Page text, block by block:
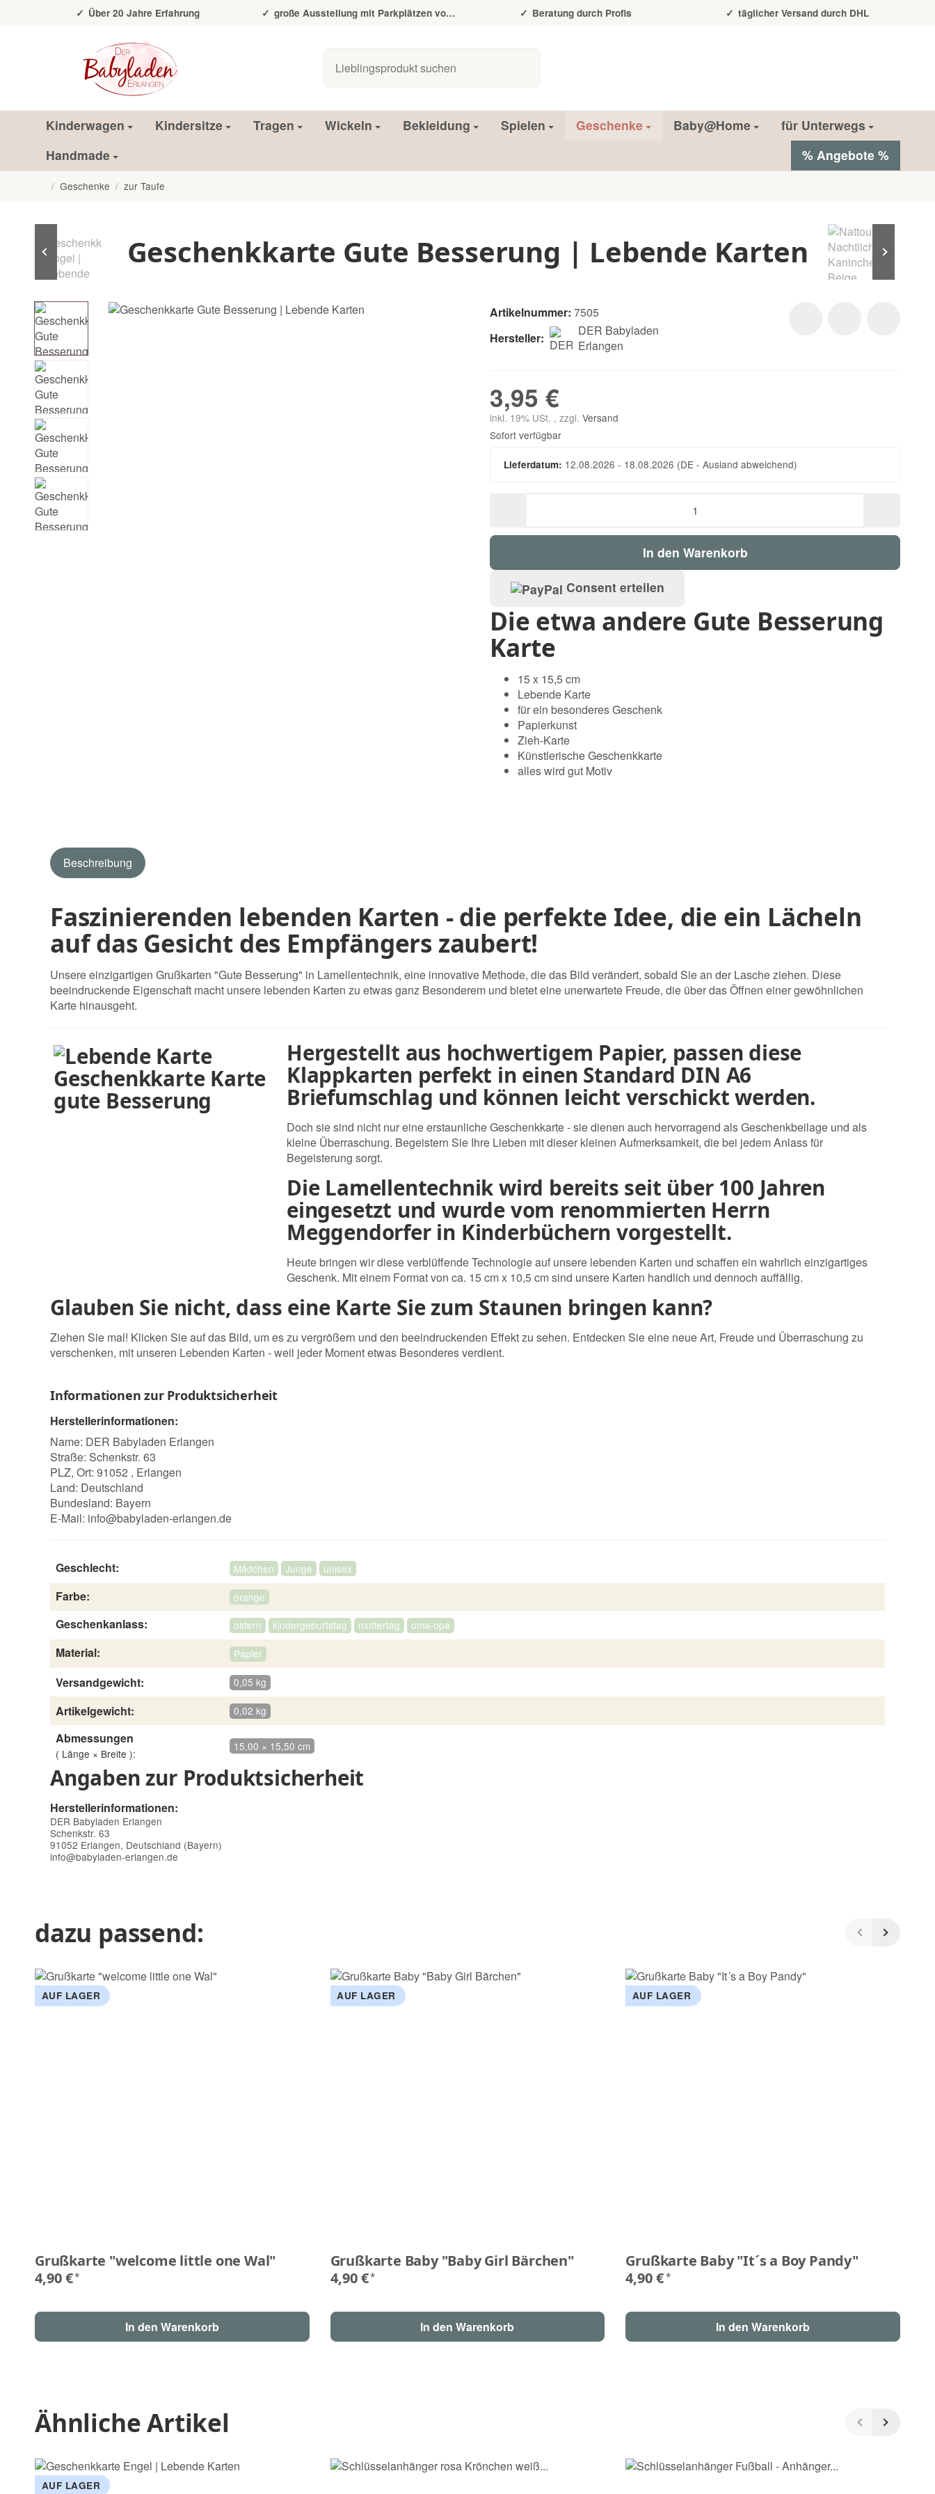
Über 20 Jahre Erfahrung große Ausstellung mit Parkplätzen vor der Tür Beratung durch Profis täglicher Versand durch DHL
Kinderwagen Kindersitze Tragen Wickeln Bekleidung Spielen Geschenke Baby@Home
für Unterwegs
Handmade
% Angebote %
/ Geschenke / zur Taufe
Geschenkkarte Gute Besserung | Lebende Karten
Artikelnummer: 7505
Hersteller:
DER Babyladen
Erlangen
3,95 €
inkl. 19% USt. , zzgl. Versand
Sofort verfügbar
Lieferdatum: 12.08.2026 - 18.08.2026 (DE - Ausland abweichend)
In den Warenkorb
Consent erteilen
Die etwa andere Gute Besserung
Karte
15 x 15,5 cm
Lebende Karte
für ein besonderes Geschenk
Papierkunst
Zieh-Karte
Künstlerische Geschenkkarte
alles wird gut Motiv
Beschreibung
Faszinierenden lebenden Karten - die perfekte Idee, die ein Lächeln
auf das Gesicht des Empfängers zaubert!
Unsere einzigartigen Grußkarten "Gute Besserung" in Lamellentechnik, eine innovative Methode, die das Bild verändert, sobald Sie an der Lasche ziehen. Diese
beeindruckende Eigenschaft macht unsere lebenden Karten zu etwas ganz Besonderem und bietet eine unerwartete Freude, die über das Öffnen einer gewöhnlichen
Karte hinausgeht.
Hergestellt aus hochwertigem Papier, passen diese
Klappkarten perfekt in einen Standard DIN A6
Briefumschlag und können leicht verschickt werden.
Doch sie sind nicht nur eine erstaunliche Geschenkkarte - sie dienen auch hervorragend als Geschenkbeilage und als
kleine Überraschung. Begeistern Sie Ihre Lieben mit dieser kleinen Aufmerksamkeit, die bei jedem Anlass für
Begeisterung sorgt.
Die Lamellentechnik wird bereits seit über 100 Jahren
eingesetzt und wurde vom renommierten Herrn
Meggendorfer in Kinderbüchern vorgestellt.
Heute bringen wir diese verblüffende Technologie auf unsere lebenden Karten und schaffen ein wahrlich einzigartiges
Geschenk. Mit einem Format von ca. 15 cm x 10,5 cm sind unsere Karten handlich und dennoch auffällig.
Glauben Sie nicht, dass eine Karte Sie zum Staunen bringen kann?
Ziehen Sie mal! Klicken Sie auf das Bild, um es zu vergrößern und den beeindruckenden Effekt zu sehen. Entdecken Sie eine neue Art, Freude und Überraschung zu
verschenken, mit unseren Lebenden Karten - weil jeder Moment etwas Besonderes verdient.
Informationen zur Produktsicherheit
Herstellerinformationen:
Name: DER Babyladen Erlangen
Straße: Schenkstr. 63
PLZ, Ort: 91052 , Erlangen
Land: Deutschland
Bundesland: Bayern
E-Mail: info@babyladen-erlangen.de
Geschlecht: Mädchen Junge unisex
Farbe: orange
Geschenkanlass: ostern kindergeburtstag muttertag oma-opa
Material: Papier
Versandgewicht: 0,05 kg
Artikelgewicht: 0,02 kg
Abmessungen
( Länge × Breite ):
15,00 × 15,50 cm
Angaben zur Produktsicherheit
Herstellerinformationen:
DER Babyladen Erlangen
Schenkstr. 63
91052 Erlangen, Deutschland (Bayern)
info@babyladen-erlangen.de
dazu passend:
AUF LAGER
Grußkarte "welcome little one Wal"
4,90 €*
In den Warenkorb
AUF LAGER
Grußkarte Baby "Baby Girl Bärchen"
4,90 €*
In den Warenkorb
AUF LAGER
Grußkarte Baby "It´s a Boy Pandy"
4,90 €*
In den Warenkorb
Ähnliche Artikel
AUF LAGER